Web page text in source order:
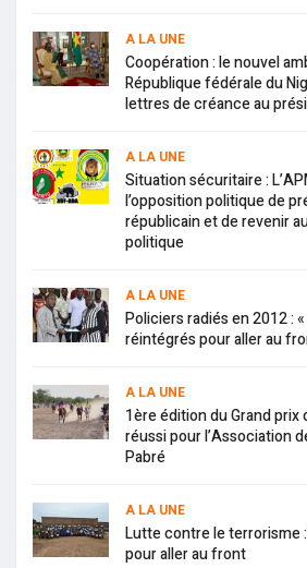
A LA UNE
Coopération : le nouvel
République fédérale du
lettres de créance au
A LA UNE
Situation sécuritaire :
l’opposition politique de
républicain et de revenir
politique
A LA UNE
Policiers radiés en 2012 :
réintégrés pour aller au
A LA UNE
1ère édition du Grand prix
réussi pour l’Association
Pabré
A LA UNE
Lutte contre le terrorisme
pour aller au front